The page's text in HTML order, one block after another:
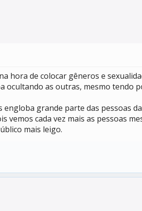
hora de colocar gêneros e
ocultando as outras, mesmo tendo
grande parte das pessoas
cada vez mais as pessoas
mais leigo.